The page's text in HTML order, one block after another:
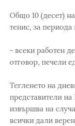
Общо 10 (десет)
тенис, за периода
- всеки работен
отговор, печели
Тегленето на
представители на
извършва на
всички дали